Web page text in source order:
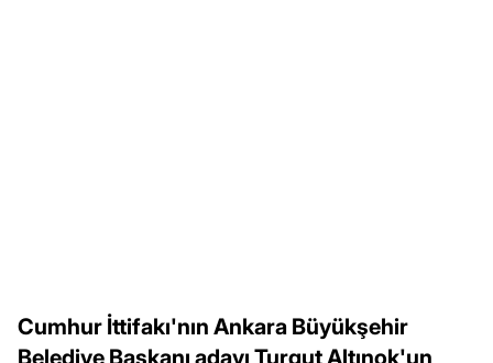
Cumhur İttifakı'nın Ankara Büyükşehir